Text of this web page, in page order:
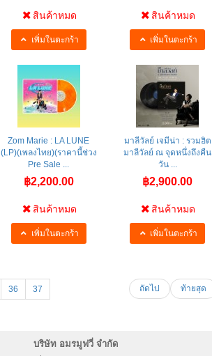
สินค้าหมด
เพิ่มในตะกร้า
สินค้าหมด
เพิ่มในตะกร้า
Zom Marie : LA LUNE
(LP)(เพลงไทย)(ราคานี้ช่วง
Pre Sale ...
฿2,200.00
สินค้าหมด
เพิ่มในตะกร้า
มาลีวัลย์ เจมีน่า : รวมฮิต
มาลีวัลย์ ณ จุดหนึ่งถึงคืน
วัน ...
฿2,900.00
สินค้าหมด
เพิ่มในตะกร้า
36 37 ถัดไป ท้ายสุด
บริษัท อมรมูฟวี่ จำกัด